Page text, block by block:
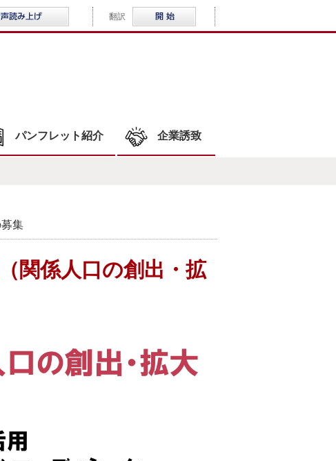
パンフレット紹介 企業誘致
音声読み上げ
翻訳 Multilingual
集
関係人口の創出・拡